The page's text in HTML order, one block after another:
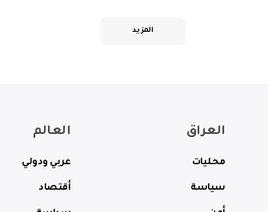
المزيد
العراق
محليات
سياسة
العالم
عربي ودولي
أقتصاد